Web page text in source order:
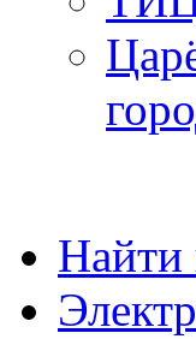
Найти